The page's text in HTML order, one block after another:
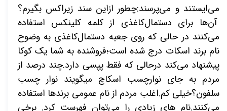
می‌ایستند و می‌پرسند:چطور ازاین سند زیراکس بگیرم؟
آن‌ها برای دستمال‌کاغذی از کلمه کلینکس استفاده
می‌کنند در حالی که روی جعبه دستمال‌کاغذی به وضوح
نام برند اسکات درج شده است؛فروشنده به شما یک کوکا
پیشنهاد می‌کند درحالی که فقط پپسی دارد.چند درصد از
مردم به جای نوارچسب اسکاچ میگویند نوار چسب
سلفون؟خیلی کم.اغلب مردم از نام عمومی برندها استفاده
می‌کنند.نام های زیادی را می‌توان فهرست کرد. برخی